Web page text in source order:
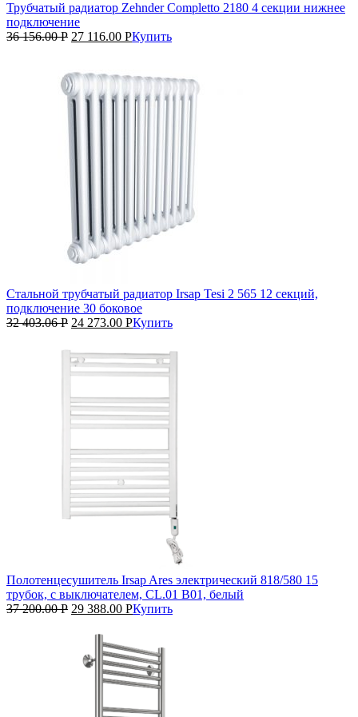
Трубчатый радиатор Zehnder Completto 2180 4 секции нижнее
подключение
36 156.00Р 27 116.00 РКупить
Стальной трубчатый радиатор Irsap Tesi 2 565 12 секций,
подключение 30 боковое
32 403.06Р 24 273.00 РКупить
Полотенцесушитель Irsap Ares электрический 818/580 15
трубок, с выключателем, CL.01 B01, белый
37 200.00Р 29 388.00 РКупить